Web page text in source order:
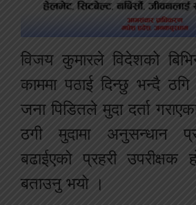
विजय कुमारले विदेशको
काममा पठाई दिन्छु भन्दै
जना पिडितले मुदा दर्ता
ठगी मुदामा अनुसन्धान
बढाईएको प्रहरी उपरीक्षक
बताउनु भयो ।